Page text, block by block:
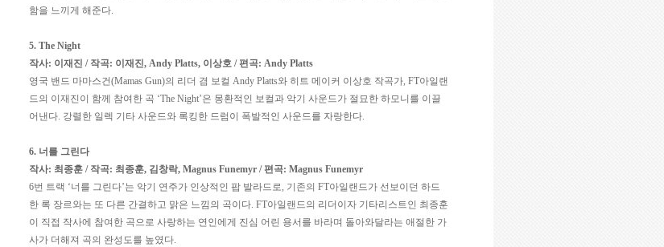
함을 느끼게 해준다.
5. The Night
작사: 이재진 / 작곡: 이재진, Andy Platts, 이상호 /편곡: Andy Platts
영국 밴드 마마스건(Mamas Gun)의 리더 겸 보컬 Andy Platts와 히트 메이커 이상호 작곡가, FT아일랜
드의 이재진이 함께 참여한 곡 ‘The Night’은 몽환적인 보컬과 악기 사운드가 절묘한 하모니를 이끌
어낸다. 강렬한 일렉 기타 사운드와 록킹한 드럼이 폭발적인 사운드를 자랑한다.
6. 너를 그린다
작사: 최종훈 / 작곡: 최종훈, 김창락, Magnus Funemyr /편곡: Magnus Funemyr
6번 트랙 ‘너를 그린다’는 악기 연주가 인상적인 팝 발라드로, 기존의 FT아일랜드가 선보이던 하드
한 록 장르와는 또 다른 간결하고 맑은 느낌의 곡이다. FT아일랜드의 리더이자 기타리스트인 최종훈
이 직접 작사에 참여한 곡으로 사랑하는 연인에게 진심 어린 용서를 바라며 돌아와달라는 애절한 가
사가 더해져 곡의 완성도를 높였다.